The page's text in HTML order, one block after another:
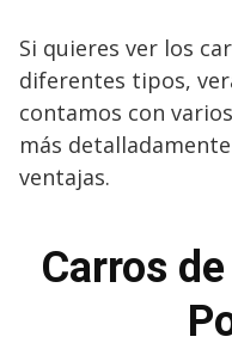
Si quieres ver los
diferentes tipos,
contamos con
más
ventajas.
Carros